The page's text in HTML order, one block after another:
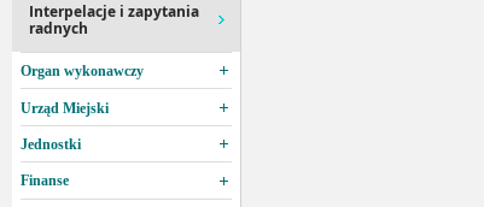
Interpelacje i zapytania
radnych
Organ wykonawczy
Urząd Miejski
Jednostki
Finanse